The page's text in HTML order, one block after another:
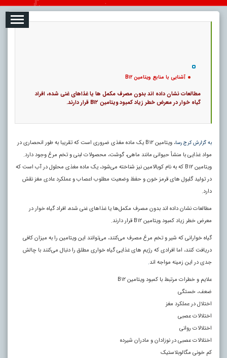
آشنایی با منابع ویتامین B۱۲
مطالعات نشان داده اند بدون مصرف مکمل‌ ها یا غذا‌های غنی شده، افراد
گیاه خوار در معرض خطر زیاد کمبود ویتامین B۱۲ قرار دارند.
به گزارش کرج رسا
، ویتامین B۱۲ یک ماده مغذی ضروری است که تقریبا به طور انحصاری در
مواد غذایی با منشأ حیوانی مانند ماهی، گوشت، محصولات لبنی و تخم مرغ وجود دارد.
ویتامین B۱۲ که به نام کوبالامین نیز شناخته می‌شود، یک ماده مغذی محلول در آب است که
در تولید گلبول‌ های قرمز خون و حفظ وضعیت مطلوب اعصاب و عملکرد عادی مغز نقش
دارد.
مطالعات نشان داده اند بدون مصرف مکمل‌ها یا غذا‌های غنی شده، افراد گیاه خوار در
معرض خطر زیاد کمبود ویتامین B۱۲ قرار دارند.
گیاه خوارانی که شیر و تخم مرغ مصرف می‌کنند، می‌توانند این ویتامین را به میزان کافی
دریافت کنند، اما افرادی که رژیم‌ های غذایی گیاه خواری مطلق را دنبال می‌کنند با چالش
جدی در این زمینه مواجه اند.
علایم و خطرات مرتبط با کمبود ویتامین B۱۲
ضعف، خستگی
اختلال در عملکرد مغز
اختلالات عصبی
اختلالات روانی
اختلالات عصبی در نوزادان و مادران شیرده
کم خونی مگالوبلاستیک